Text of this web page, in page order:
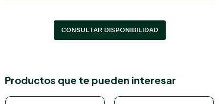
CONSULTAR DISPONIBILIDAD
Productos que te pueden interesar